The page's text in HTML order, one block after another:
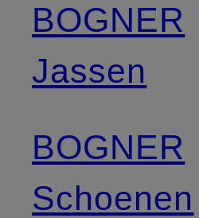
BOGNER
Jassen
BOGNER
Schoenen